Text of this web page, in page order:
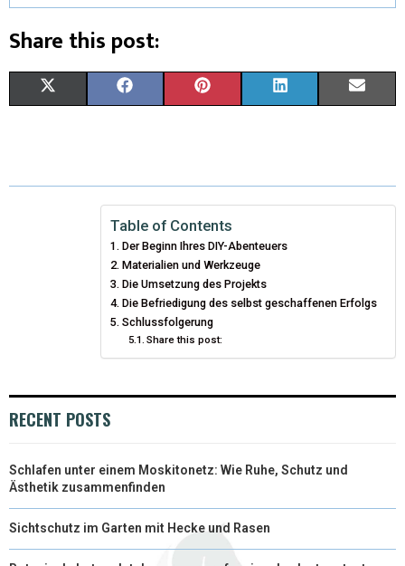
Share this post:
W E
O
O
K
T
E
R
E
K I
Table of Contents
Der Beginn Ihres DIY-Abenteuers
Materialien und Werkzeuge
Die Umsetzung des Projekts
Die Befriedigung des selbst geschaffenen Erfolgs
Schlussfolgerung
Share this post:
RECENT POSTS
Schlafen unter einem Moskitonetz: Wie Ruhe, Schutz und
Ästhetik zusammenfinden
Sichtschutz im Garten mit Hecke und Rasen